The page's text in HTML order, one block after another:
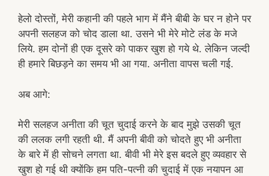
हेलो दोस्तों, मेरी कहानी की पहले भाग में मैंने बीबी के घर न होने पर
अपनी सलहज को चोद डाला था. उसने भी मेरे मोटे लंड के मजे
लिये. हम दोनों ही एक दूसरे को पाकर खुश हो गये थे. लेकिन जल्दी
ही हमारे बिछड़ने का समय भी आ गया. अनीता वापस चली गई.
अब आगे:
मेरी सलहज अनीता की चूत चुदाई करने के बाद मुझे उसकी चूत
की ललक लगी रहती थी. मैं अपनी बीवी को चोदते हुए भी अनीता
के बारे में ही सोचने लगता था. बीवी भी मेरे इस बदले हुए व्यवहार से
खुश हो गई थी क्योंकि हम पति-पत्नी की चुदाई में एक नयापन आ